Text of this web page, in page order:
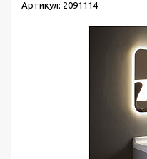
Артикул: 2091114